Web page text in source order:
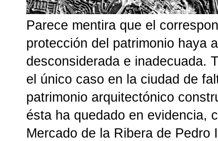
Parece mentira que el
protección del patrimonio haya
desconsiderada e inadecuada.
el único caso en la ciudad de
patrimonio arquitectónico
ésta ha quedado en evidencia,
Mercado de la Ribera de Pedro